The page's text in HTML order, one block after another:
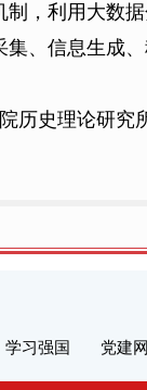
，利用大数
、信息生成
历史理论研究
学习强国 党建网